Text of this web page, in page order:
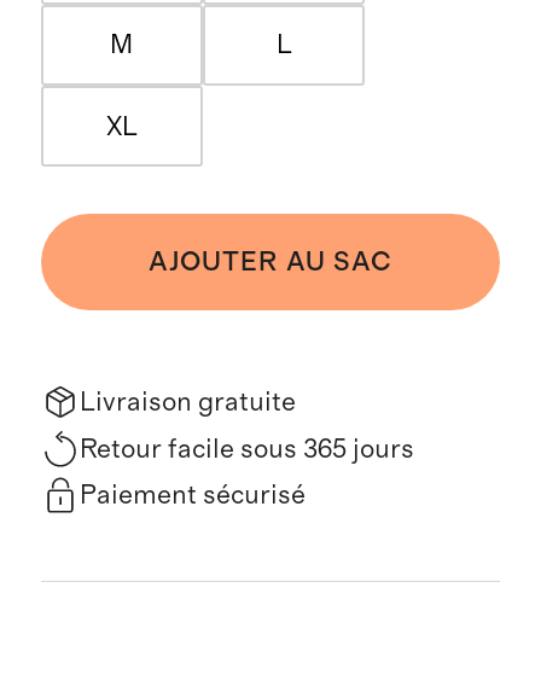
M L
XL
AJOUTER AU SAC
Livraison gratuite
Retour facile sous 365 jours
Paiement sécurisé